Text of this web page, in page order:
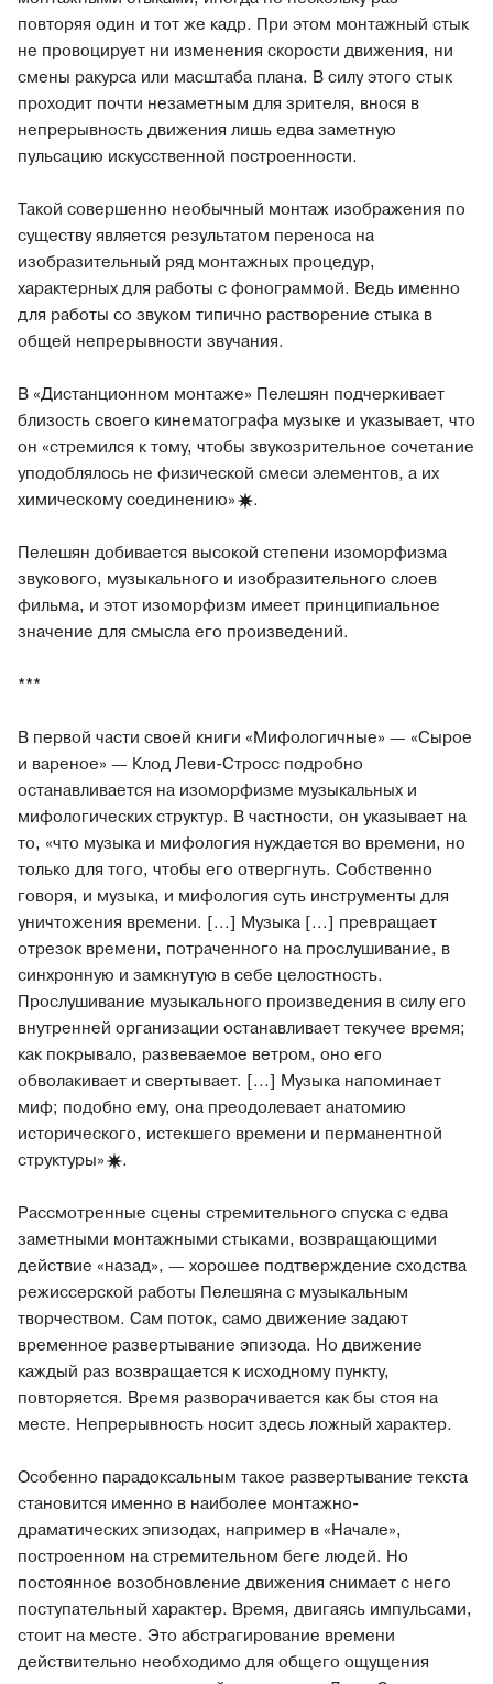
повторяя один и тот же кадр. При этом монтажный стык
не провоцирует ни изменения скорости движения, ни
смены ракурса или масштаба плана. В силу этого стык
проходит почти незаметным для зрителя, внося в
непрерывность движения лишь едва заметную
пульсацию искусственной построенности.
Такой совершенно необычный монтаж изображения по
существу является результатом переноса на
изобразительный ряд монтажных процедур,
характерных для работы с фонограммой. Ведь именно
для работы со звуком типично растворение стыка в
общей непрерывности звучания.
В «Дистанционном монтаже» Пелешян подчеркивает
близость своего кинематографа музыке и указывает, что
он «стремился к тому, чтобы звукозрительное сочетание
уподоблялось не физической смеси элементов, а их
химическому соединению» .
Пелешян добивается высокой степени изоморфизма
звукового, музыкального и изобразительного слоев
фильма, и этот изоморфизм имеет принципиальное
значение для смысла его произведений.
***
В первой части своей книги «Мифологичные» — «Сырое
и вареное» — Клод Леви-Стросс подробно
останавливается на изоморфизме музыкальных и
мифологических структур. В частности, он указывает на
то, «что музыка и мифология нуждается во времени, но
только для того, чтобы его отвергнуть. Собственно
говоря, и музыка, и мифология суть инструменты для
уничтожения времени. [...] Музыка [...] превращает
отрезок времени, потраченного на прослушивание, в
синхронную и замкнутую в себе целостность.
Прослушивание музыкального произведения в силу его
внутренней организации останавливает текучее время;
как покрывало, развеваемое ветром, оно его
обволакивает и свертывает. [...] Музыка напоминает
миф; подобно ему, она преодолевает анатомию
исторического, истекшего времени и перманентной
структуры» .
Рассмотренные сцены стремительного спуска с едва
заметными монтажными стыками, возвращающими
действие «назад», — хорошее подтверждение сходства
режиссерской работы Пелешяна с музыкальным
творчеством. Сам поток, само движение задают
временное развертывание эпизода. Но движение
каждый раз возвращается к исходному пункту,
повторяется. Время разворачивается как бы стоя на
месте. Непрерывность носит здесь ложный характер.
Особенно парадоксальным такое развертывание текста
становится именно в наиболее монтажно-
драматических эпизодах, например в «Начале»,
построенном на стремительном беге людей. Но
постоянное возобновление движения снимает с него
поступательный характер. Время, двигаясь импульсами,
стоит на месте. Это абстрагирование времени
действительно необходимо для общего ощущения